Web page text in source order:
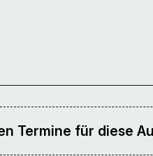
Termine für diese